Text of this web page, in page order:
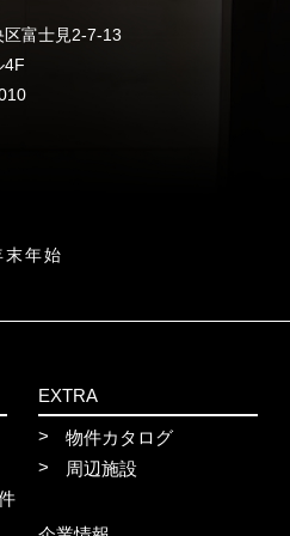
富士見2-7-13
4F
末年始
EXTRA
物件カタログ
周辺施設